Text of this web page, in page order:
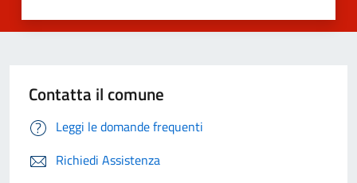
Contatta il comune
Leggi le domande frequenti
Richiedi Assistenza